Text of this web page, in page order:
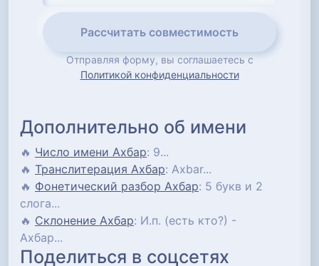
Рассчитать совместимость
Отправляя форму, вы соглашаетесь с
Политикой конфиденциальности
Дополнительно об имени
🔥 Число имени Ахбар: 9...
🔥 Транслитерация Ахбар: Axbar...
🔥 Фонетический разбор Ахбар: 5 букв и 2
слога...
🔥 Склонение Ахбар: И.п. (есть кто?) -
Ахбар...
Поделиться в соцсетях